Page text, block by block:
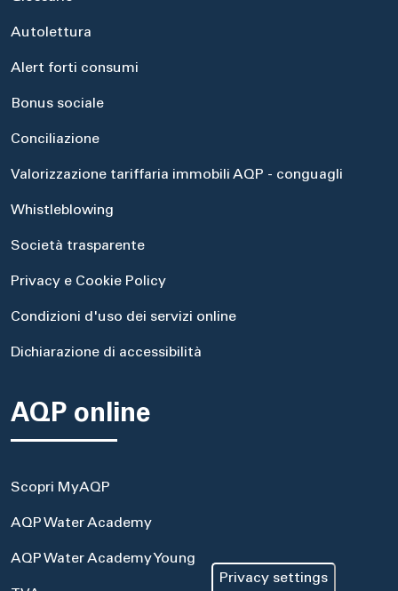
Autolettura
Alert forti consumi
Bonus sociale
Conciliazione
Valorizzazione tariffaria immobili AQP - conguagli
Whistleblowing
Società trasparente
Privacy e Cookie Policy
Condizioni d'uso dei servizi online
Dichiarazione di accessibilità
AQP online
Scopri MyAQP
AQP Water Academy
AQP Water Academy Young
Privacy settings